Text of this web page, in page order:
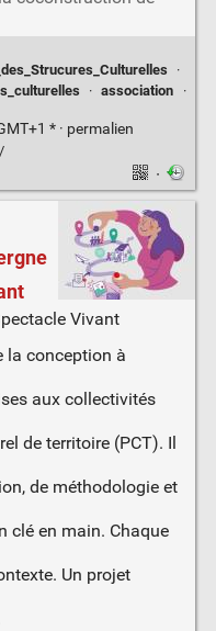
·
· association
·
* · permalien
·
la conception à
aux collectivités
de territoire (PCT). Il
de méthodologie et
clé en main. Chaque
Un projet